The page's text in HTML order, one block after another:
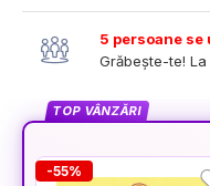
5 persoane se
Grăbește-te!
TOP VÂNZĂRI
-55%